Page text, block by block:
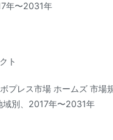
年〜2031年
ト
プレス市場 ホームズ 市場
域別、2017年〜2031年